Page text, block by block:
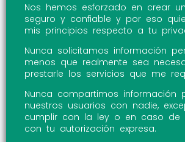
Nos hemos esforzado en crear
seguro y confiable y por eso
mis principios respecto a tu
Nunca solicitamos información
menos que realmente sea
prestarle los servicios que me
Nunca compartimos información
nuestros usuarios con nadie,
cumplir con la ley o en caso de
con tu autorización expresa.